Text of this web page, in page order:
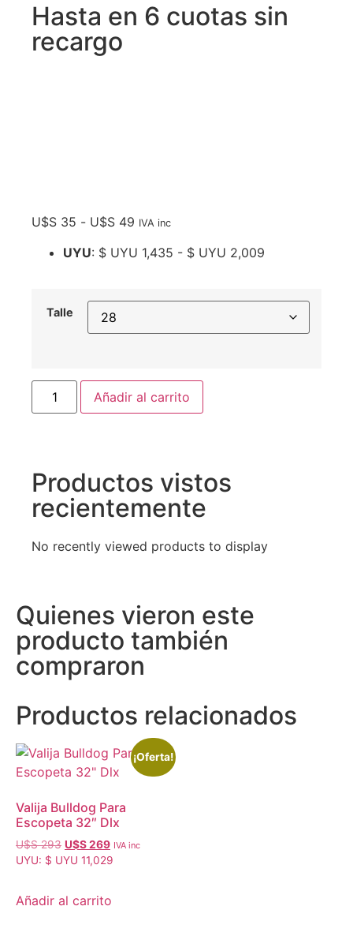
Hasta en 6 cuotas sin
recargo
U$S 35 - U$S 49 IVA inc
UYU: $ UYU 1,435 - $ UYU 2,009
Talle
Añadir al carrito
Productos vistos
recientemente
No recently viewed products to display
Quienes vieron este
producto también
compraron
Productos relacionados
¡Oferta!
Valija Bulldog Para
Escopeta 32″ Dlx
U$S293 U$S269 IVA inc
UYU: $ UYU 11,029
Añadir al carrito